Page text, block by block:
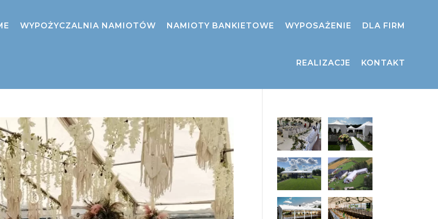
WYPOŻYCZALNIA NAMIOTÓW NAMIOTY BANKIETOWE WYPOSAŻENIE DLA FIRM
REALIZACJE KONTAKT